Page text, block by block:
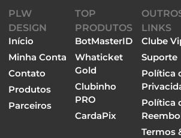
PLW
DESIGN
Início
Minha Conta
Contato
Produtos
Parceiros
TOP
PRODUTOS
BotMasterID
Whaticket
Gold
Clubinho
PRO
CardaPix
LINKS
Clube
Suporte
Política
Política
Termos